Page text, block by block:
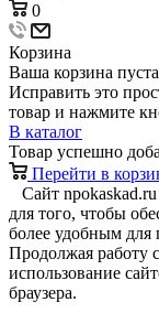
0
Корзина
Ваша корзина пуста
Исправить это
товар и нажмите
В каталог
Товар успешно
Перейти в
Сайт npokaskad.ru
для того, чтобы
более удобным для
Продолжая работу
использование
браузера.